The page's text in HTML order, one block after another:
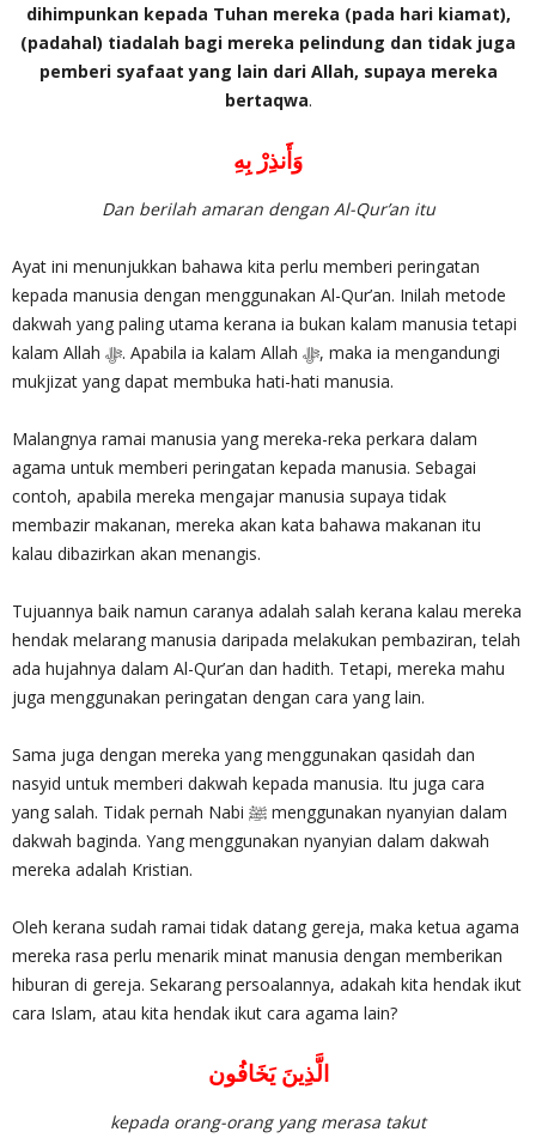
dihimpunkan kepada Tuhan mereka (pada hari kiamat),
(padahal) tiadalah bagi mereka pelindung dan tidak juga
pemberi syafaat yang lain dari Allah, supaya mereka
bertaqwa.
وَأَنذِرْ بِهِ
Dan berilah amaran dengan Al-Qur’an itu
Ayat ini menunjukkan bahawa kita perlu memberi peringatan
kepada manusia dengan menggunakan Al-Qur’an. Inilah metode
dakwah yang paling utama kerana ia bukan kalam manusia tetapi
kalam Allah ‎ﷻ. Apabila ia kalam Allah ‎ﷻ, maka ia mengandungi
mukjizat yang dapat membuka hati-hati manusia.
Malangnya ramai manusia yang mereka-reka perkara dalam
agama untuk memberi peringatan kepada manusia. Sebagai
contoh, apabila mereka mengajar manusia supaya tidak
membazir makanan, mereka akan kata bahawa makanan itu
kalau dibazirkan akan menangis.
Tujuannya baik namun caranya adalah salah kerana kalau mereka
hendak melarang manusia daripada melakukan pembaziran, telah
ada hujahnya dalam Al-Qur’an dan hadith. Tetapi, mereka mahu
juga menggunakan peringatan dengan cara yang lain.
Sama juga dengan mereka yang menggunakan qasidah dan
nasyid untuk memberi dakwah kepada manusia. Itu juga cara
yang salah. Tidak pernah Nabi ﷺ menggunakan nyanyian dalam
dakwah baginda. Yang menggunakan nyanyian dalam dakwah
mereka adalah Kristian.
Oleh kerana sudah ramai tidak datang gereja, maka ketua agama
mereka rasa perlu menarik minat manusia dengan memberikan
hiburan di gereja. Sekarang persoalannya, adakah kita hendak ikut
cara Islam, atau kita hendak ikut cara agama lain?
الَّذِينَ يَخَافُون
kepada orang-orang yang merasa takut